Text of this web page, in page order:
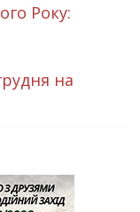
Року:
на